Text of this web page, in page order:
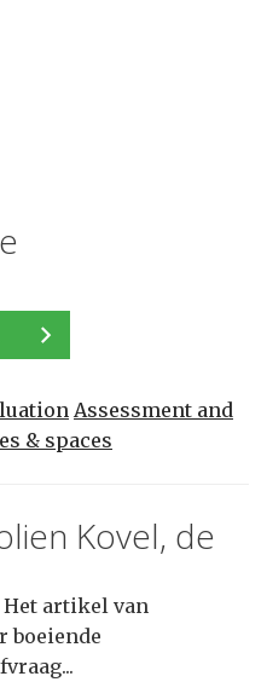
Assessment and
& spaces
Kovel, de
artikel van
boeiende